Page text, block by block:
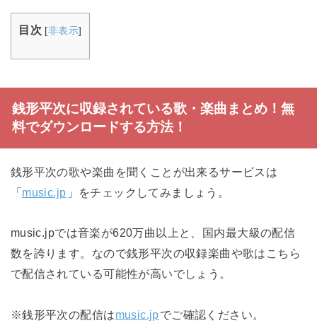
目次 [非表示]
銭形平次に収録されている歌・楽曲まとめ！無
料でダウンロードする方法！
銭形平次の歌や楽曲を聞くことが出来るサービスは
「music.jp 」をチェックしてみましょう。
music.jpでは音楽が620万曲以上と、国内最大級の配信
数を誇ります。なので銭形平次の収録楽曲や歌はこちら
で配信されている可能性が高いでしょう。
※銭形平次の配信はmusic.jpでご確認ください。